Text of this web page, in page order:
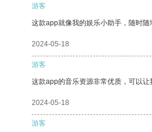
游客
这款app就像我的娱乐小助手，随时随
2024-05-18
游客
这款app的音乐资源非常优质，可以让
2024-05-18
游客